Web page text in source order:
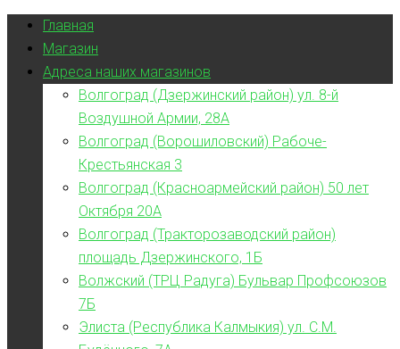
Главная
Магазин
Адреса наших магазинов
Волгоград (Дзержинский район) ул. 8-й
Воздушной Армии, 28А
Волгоград (Ворошиловский) Рабоче-
Крестьянская 3
Волгоград (Красноармейский район) 50 лет
Октября 20А
Волгоград (Тракторозаводский район)
площадь Дзержинского, 1Б
Волжский (ТРЦ Радуга) Бульвар Профсоюзов
7Б
Элиста (Республика Калмыкия) ул. С.М.